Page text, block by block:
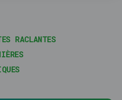
RACLANTES